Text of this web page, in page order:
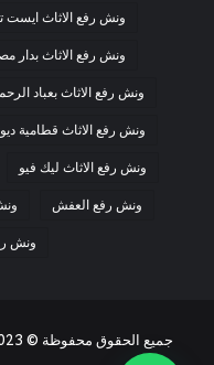
ونش رفع الاثاث ايست
ونش رفع الاثاث بدار
ونش رفع الاثاث بعباد
ونش رفع الاثاث قطامية
ونش رفع الاثاث ليك فيو
ونش رفع العفش
ونش